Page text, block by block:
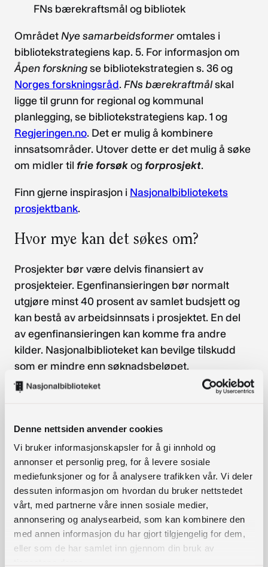
Denne nettsiden anvender cookies
Vi bruker informasjonskapsler for å gi innhold og
annonser et personlig preg, for å levere sosiale
mediefunksjoner og for å analysere trafikken vår. Vi deler
dessuten informasjon om hvordan du bruker nettstedet
vårt, med partnerne våre innen sosiale medier,
annonsering og analysearbeid, som kan kombinere den
med annen informasjon du har gjort tilgjengelig for dem,
eller som de har samlet inn gjennom din bruk av
FNs bærekraftsmål og bibliotek
OmrådetNye samarbeidsformeromtales i
bibliotekstrategiens kap. 5. For informasjon om
Åpen forskningse bibliotekstrategien s. 36 og
Norges forskningsråd.FNs bærekraftmålskal
ligge til grunn for regional og kommunal
planlegging, se bibliotekstrategiens kap. 1 og
Regjeringen.no. Det er mulig å kombinere
innsatsområder. Utover dette er det mulig å søke
om midler til frie forsøkogforprosjekt.
Finn gjerne inspirasjon i Nasjonalbibliotekets
prosjektbank.
Hvor mye kan det søkes om?
Prosjekter bør være delvis finansiert av
prosjekteier. Egenfinansieringen bør normalt
utgjøre minst 40 prosent av samlet budsjett og
kan bestå av arbeidsinnsats i prosjektet. En del
av egenfinansieringen kan komme fra andre
kilder. Nasjonalbiblioteket kan bevilge tilskudd
som er mindre enn søknadsbeløpet.
Varighet
Det gis tilskudd for ett år, som er normal
prosjektperiode. Det kan gis tilskudd til 2-årige og
unntaksvis 3-årige prosjekter, med forbehold om
bevilgninger og forutsetning av godkjent
statusrapport for hvert år. Søknader skal normalt
inneholde en plan for oppfølging eller
videreføring etter prosjektperioden. Støtte til
forprosjekt vil ikke uten videre innebære støtte til